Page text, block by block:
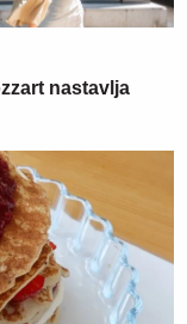
nastavlja